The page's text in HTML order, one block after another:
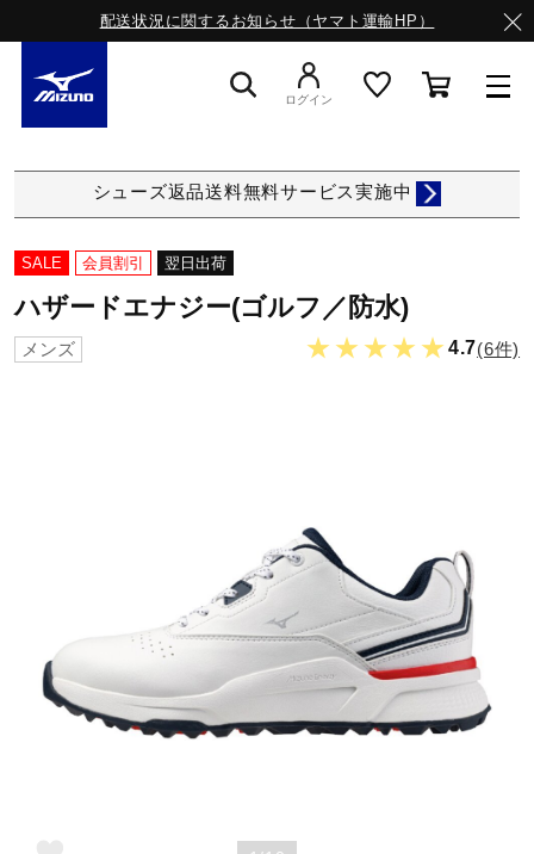
配送状況に関するお知らせ（ヤマト運輸HP）
スニーカー
ライフスタイルウエア
ゴルフ
ログイン
シューズ返品送料無料サービス実施中
SALE 会員割引 翌日出荷
ハザードエナジー(ゴルフ／防水)
メンズ ★★★★★ 4.7(6件)